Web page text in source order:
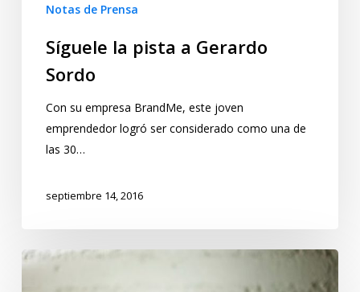
Notas de Prensa
Síguele la pista a Gerardo
Sordo
Con su empresa BrandMe, este joven
emprendedor logró ser considerado como una de
las 30…
septiembre 14, 2016